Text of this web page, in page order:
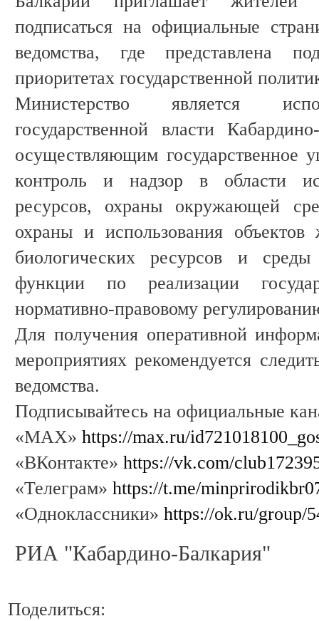
подписаться на официальные
ведомства, где представлена
приоритетах государственной
Министерство является
государственной власти
осуществляющим государственное
контроль и надзор в области
ресурсов, охраны окружающей
охраны и использования
биологических ресурсов и
функции по реализации
нормативно-правовому
Для получения оперативной
мероприятиях рекомендуется
ведомства.
Подписывайтесь на официальные
«MAX» https://max.ru/
«ВКонтакте» https://vk.com/
«Телеграм» https://t.me/
«Одноклассники» https://ok.ru/group/
РИА "Кабардино-Балкария"
Поделиться: